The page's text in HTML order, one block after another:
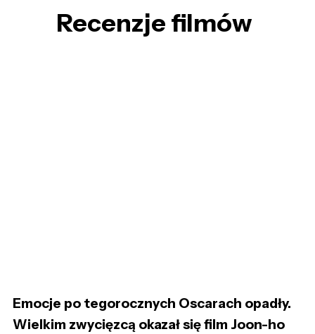
Recenzje filmów
Emocje po tegorocznych Oscarach opadły.
Wielkim zwycięzcą okazał się film Joon-ho